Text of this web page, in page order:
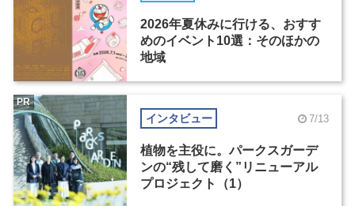
2026年夏休みに行ける、おすす
めのイベント10選：そのほかの
地域
インタビュー 7/13
植物を主役に。パークスガーデ
ンの“残して磨く”リニューアル
プロジェクト（1）
PR